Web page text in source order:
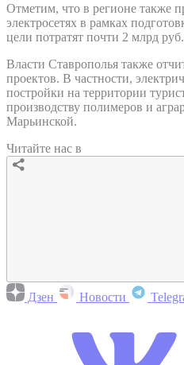
Отметим, что в регионе также
электросетях в рамках
цели потратят почти 2 млрд руб.
Власти Ставрополья также
проектов. В частности,
постройки на территории
производству полимеров и
Марьинской.
Читайте нас в
Дзен Новости